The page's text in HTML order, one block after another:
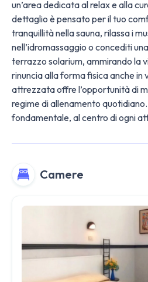
un’area dedicata al relax e alla
dettaglio è pensato per il tuo
tranquillità nella sauna, rilassa i
nell’idromassaggio o concediti
terrazzo solarium, ammirando la
rinuncia alla forma fisica anche in
attrezzata offre l’opportunità di
regime di allenamento
fondamentale, al centro di ogni
Camere